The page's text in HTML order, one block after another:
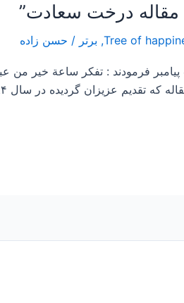
, برتر / حسن زاده
فرمودند : تفكر ساعة خير من